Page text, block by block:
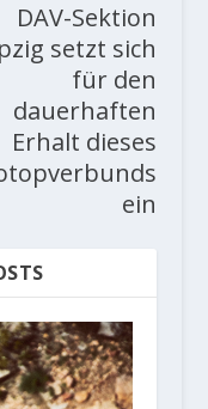
DAV-Sektion
setzt sich
für den
dauerhaften
Erhalt dieses
ein